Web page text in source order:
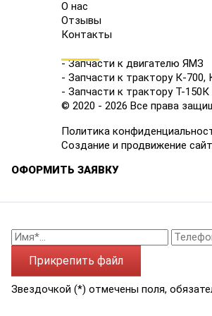
О нас
Отзывы
Контакты
- Запчасти к двигателю ЯМЗ
- Запчасти к трактору К-700,
- Запчасти к трактору Т-150К
© 2020 - 2026 Все права
Политика
Создание и продвижение
ОФОРМИТЬ ЗАЯВКУ
Прикрепить файл
Звездочкой (*) отмечены поля,